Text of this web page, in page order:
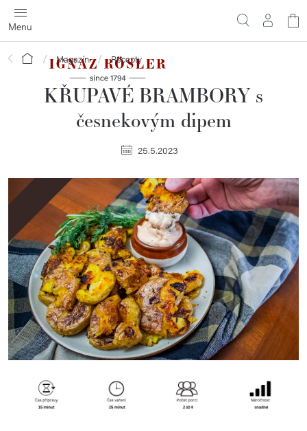
Přejít
na
obsah
Domů Magazín Recepty
KŘUPAVÉ BRAMBORY s
česnekovým dipem
25.5.2023